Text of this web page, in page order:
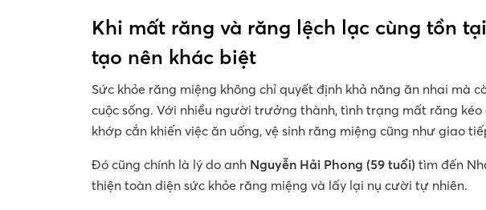
Khi mất răng và răng lệch lạc cùng tồn
tạo nên khác biệt
Sức khỏe răng miệng không chỉ quyết định khả năng ăn nhai mà
cuộc sống. Với nhiều người trưởng thành, tình trạng mất răng
khớp cắn khiến việc ăn uống, vệ sinh răng miệng cũng như giao
Đó cũng chính là lý do anh Nguyễn Hải Phong (59 tuổi) tìm đến
thiện toàn diện sức khỏe răng miệng và lấy lại nụ cười tự nhiên.